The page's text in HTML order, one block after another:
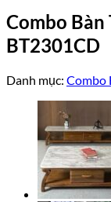
Combo
BT2301CD
Danh mục: Combo